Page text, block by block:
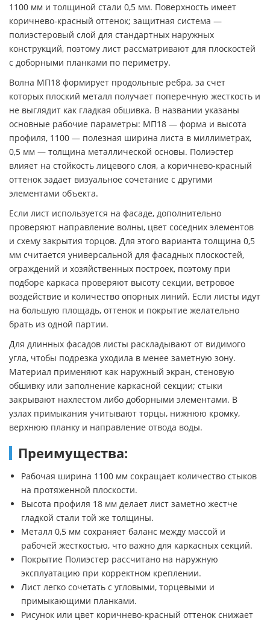
1100 мм и толщиной стали 0,5 мм. Поверхность имеет
коричнево-красный оттенок; защитная система —
полиэстеровый слой для стандартных наружных
конструкций, поэтому лист рассматривают для плоскостей
с доборными планками по периметру.
Волна МП18 формирует продольные ребра, за счет
которых плоский металл получает поперечную жесткость и
не выглядит как гладкая обшивка. В названии указаны
основные рабочие параметры: МП18 — форма и высота
профиля, 1100 — полезная ширина листа в миллиметрах,
0,5 мм — толщина металлической основы. Полиэстер
влияет на стойкость лицевого слоя, а коричнево-красный
оттенок задает визуальное сочетание с другими
элементами объекта.
Если лист используется на фасаде, дополнительно
проверяют направление волны, цвет соседних элементов
и схему закрытия торцов. Для этого варианта толщина 0,5
мм считается универсальной для фасадных плоскостей,
ограждений и хозяйственных построек, поэтому при
подборе каркаса проверяют высоту секции, ветровое
воздействие и количество опорных линий. Если листы идут
на большую площадь, оттенок и покрытие желательно
брать из одной партии.
Для длинных фасадов листы раскладывают от видимого
угла, чтобы подрезка уходила в менее заметную зону.
Материал применяют как наружный экран, стеновую
обшивку или заполнение каркасной секции; стыки
закрывают нахлестом либо доборными элементами. В
узлах примыкания учитывают торцы, нижнюю кромку,
верхнюю планку и направление отвода воды.
Преимущества:
Рабочая ширина 1100 мм сокращает количество стыков
на протяженной плоскости.
Высота профиля 18 мм делает лист заметно жестче
гладкой стали той же толщины.
Металл 0,5 мм сохраняет баланс между массой и
рабочей жесткостью, что важно для каркасных секций.
Покрытие Полиэстер рассчитано на наружную
эксплуатацию при корректном креплении.
Лист легко сочетать с угловыми, торцевыми и
примыкающими планками.
Рисунок или цвет коричнево-красный оттенок снижает